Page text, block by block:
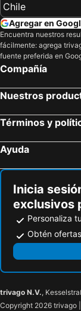
Agregar en
Encuentra nuestros
fácilmente: agrega
fuente preferida en
Compañía
Nuestros
Términos y
Ayuda
Inicia
exclusivos
Personaliza
Obtén
trivago N.V.,
Copyright 2026 trivago